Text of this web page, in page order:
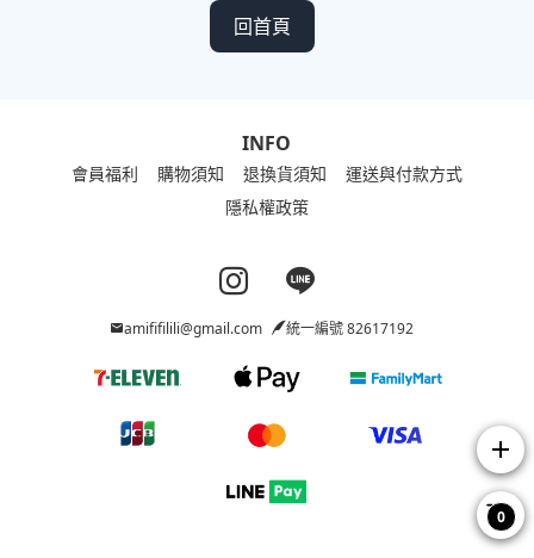
回首頁
INFO
會員福利 購物須知 退換貨須知
運送與付款方式
隱私權政策
Instagram page
Line page
amififilili@gmail.com 統一編號 82617192
add
0